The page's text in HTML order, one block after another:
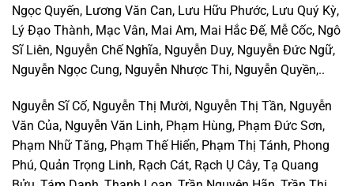
Ngọc Quyến, Lương Văn Can, Lưu Hữu Phước, Lưu Quý Kỳ,
Lý Đạo Thành, Mạc Vân, Mai Am, Mai Hắc Đế, Mễ Cốc, Ngô
Sĩ Liên, Nguyễn Chế Nghĩa, Nguyễn Duy, Nguyễn Đức Ngữ,
Nguyễn Ngọc Cung, Nguyễn Nhược Thi, Nguyễn Quyền,..
Nguyễn Sĩ Cố, Nguyễn Thị Mười, Nguyễn Thị Tần, Nguyễn
Văn Của, Nguyễn Văn Linh, Phạm Hùng, Phạm Đức Sơn,
Phạm Nhữ Tăng, Phạm Thế Hiển, Phạm Thị Tánh, Phong
Phú, Quản Trọng Linh, Rạch Cát, Rạch Ụ Cây, Tạ Quang